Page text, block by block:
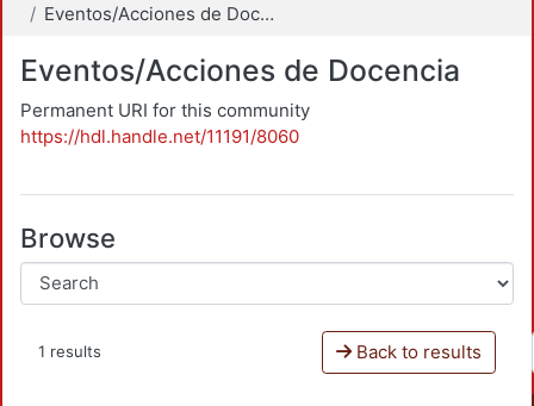
Eventos/Acciones de Docencia
Eventos/Acciones de Docencia
Permanent URI for this community
https://hdl.handle.net/11191/8060
Browse
1 results Back to results